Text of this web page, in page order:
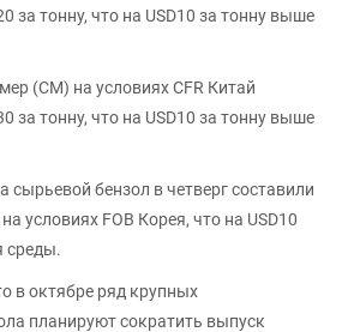
за тонну, что на USD10 за тонну выше
(СМ) на условиях CFR Китай
за тонну, что на USD10 за тонну выше
сырьевой бензол в четверг составили
условиях FOB Корея, что на USD10
среды.
в октябре ряд крупных
планируют сократить выпуск